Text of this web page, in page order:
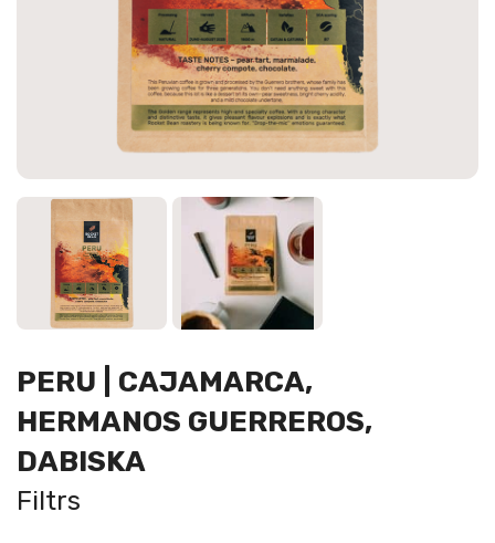
PERU | CAJAMARCA,
HERMANOS GUERREROS,
DABISKA
Filtrs